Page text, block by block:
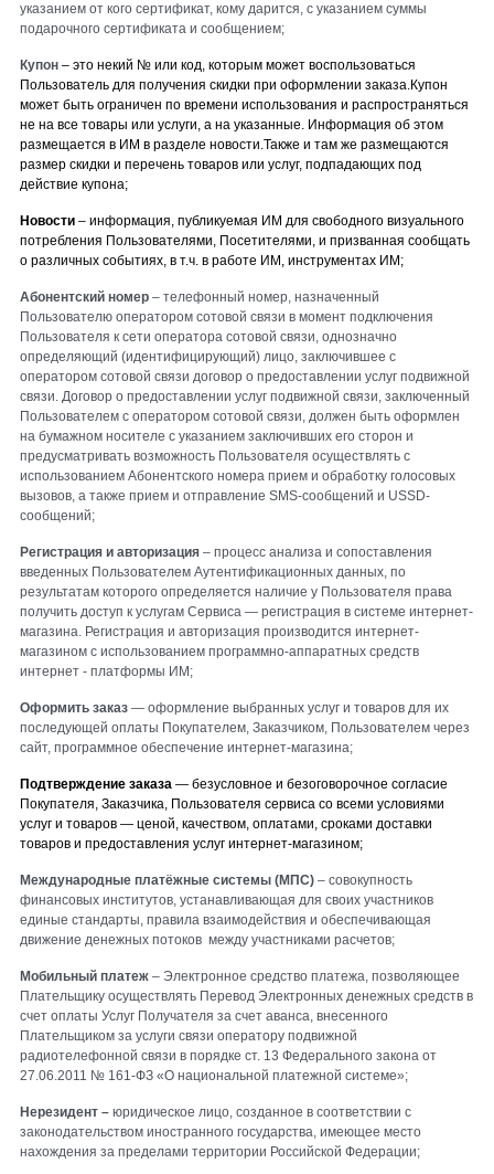
указанием от кого сертификат, кому дарится, с указанием суммы
подарочного сертификата и сообщением;
Купон – это некий № или код, которым может воспользоваться
Пользователь для получения скидки при оформлении заказа.Купон
может быть ограничен по времени использования и распространяться
не на все товары или услуги, а на указанные. Информация об этом
размещается в ИМ в разделе новости.Также и там же размещаются
размер скидки и перечень товаров или услуг, подпадающих под
действие купона;
Новости – информация, публикуемая ИМ для свободного визуального
потребления Пользователями, Посетителями, и призванная сообщать
о различных событиях, в т.ч. в работе ИМ, инструментах ИМ;
Абонентский номер – телефонный номер, назначенный
Пользователю оператором сотовой связи в момент подключения
Пользователя к сети оператора сотовой связи, однозначно
определяющий (идентифицирующий) лицо, заключившее с
оператором сотовой связи договор о предоставлении услуг подвижной
связи. Договор о предоставлении услуг подвижной связи, заключенный
Пользователем с оператором сотовой связи, должен быть оформлен
на бумажном носителе с указанием заключивших его сторон и
предусматривать возможность Пользователя осуществлять с
использованием Абонентского номера прием и обработку голосовых
вызовов, а также прием и отправление SMS-сообщений и USSD-
сообщений;
Регистрация и авторизация – процесс анализа и сопоставления
введенных Пользователем Аутентификационных данных, по
результатам которого определяется наличие у Пользователя права
получить доступ к услугам Сервиса — регистрация в системе интернет-
магазина. Регистрация и авторизация производится интернет-
магазином с использованием программно-аппаратных средств
интернет - платформы ИМ ;
Оформить заказ — оформление выбранных услуг и товаров для их
последующей оплаты Покупателем, Заказчиком, Пользователем через
сайт, программное обеспечение интернет-магазина;
Подтверждение заказа — безусловное и безоговорочное согласие
Покупателя, Заказчика, Пользователя сервиса со всеми условиями
услуг и товаров — ценой, качеством, оплатами, сроками доставки
товаров и предоставления услуг интернет-магазином;
Международные платёжные системы (МПС) – совокупность
финансовых институтов, устанавливающая для своих участников
единые стандарты, правила взаимодействия и обеспечивающая
движение денежных потоков между участниками расчетов;
Мобильный платеж – Электронное средство платежа, позволяющее
Плательщику осуществлять Перевод Электронных денежных средств в
счет оплаты Услуг Получателя за счет аванса, внесенного
Плательщиком за услуги связи оператору подвижной
радиотелефонной связи в порядке ст. 13 Федерального закона от
27.06.2011 № 161-ФЗ «О национальной платежной системе»;
Нерезидент – юридическое лицо, созданное в соответствии с
законодательством иностранного государства, имеющее место
нахождения за пределами территории Российской Федерации;